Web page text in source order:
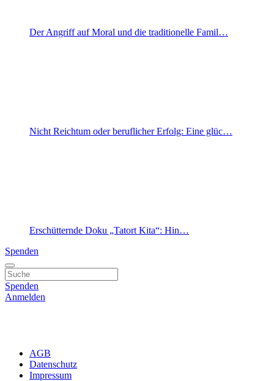
Der Angriff auf Moral und die traditionelle Famil…
Nicht Reichtum oder beruflicher Erfolg: Eine glüc…
Erschütternde Doku „Tatort Kita“: Hin…
Spenden
Spenden
Anmelden
AGB
Datenschutz
Impressum